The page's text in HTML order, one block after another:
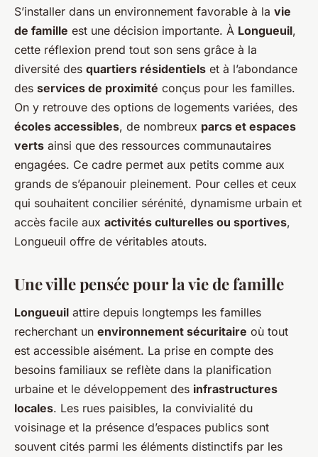
S’installer dans un environnement favorable à la vie
de famille est une décision importante. À Longueuil,
cette réflexion prend tout son sens grâce à la
diversité des quartiers résidentiels et à l’abondance
des services de proximité conçus pour les familles.
On y retrouve des options de logements variées, des
écoles accessibles, de nombreux parcs et espaces
verts ainsi que des ressources communautaires
engagées. Ce cadre permet aux petits comme aux
grands de s’épanouir pleinement. Pour celles et ceux
qui souhaitent concilier sérénité, dynamisme urbain et
accès facile aux activités culturelles ou sportives,
Longueuil offre de véritables atouts.
Une ville pensée pour la vie de famille
Longueuil attire depuis longtemps les familles
recherchant un environnement sécuritaire où tout
est accessible aisément. La prise en compte des
besoins familiaux se reflète dans la planification
urbaine et le développement des infrastructures
locales. Les rues paisibles, la convivialité du
voisinage et la présence d’espaces publics sont
souvent cités parmi les éléments distinctifs par les